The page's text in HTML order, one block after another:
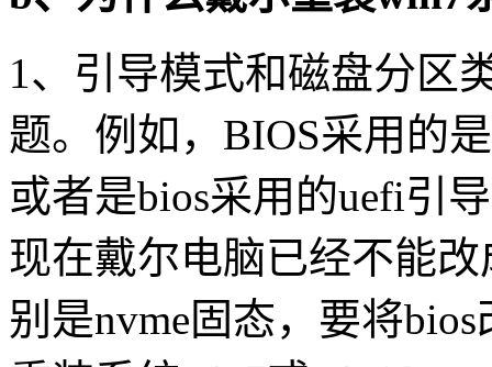
1 、引导模式和磁盘分区
题。例如， BIOS采用的是
或者是bios采用的uefi引
现在戴尔电脑已经不能改
别是nvme固态，要将bios